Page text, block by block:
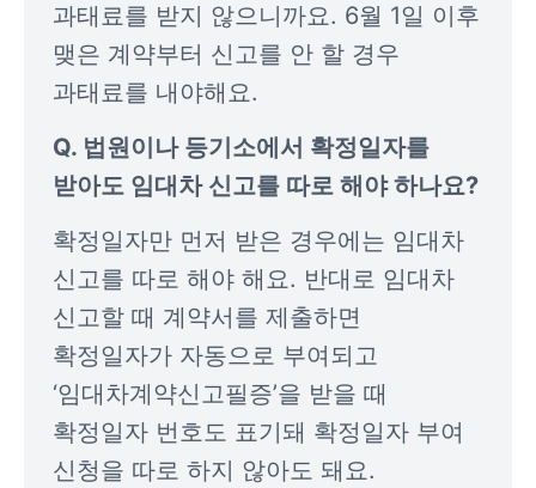
과태료를 받지 않으니까요. 6월 1일 이후
맺은 계약부터 신고를 안 할 경우
과태료를 내야해요.
Q. 법원이나 등기소에서 확정일자를
받아도 임대차 신고를 따로 해야 하나요?
확정일자만 먼저 받은 경우에는 임대차
신고를 따로 해야 해요. 반대로 임대차
신고할 때 계약서를 제출하면
확정일자가 자동으로 부여되고
‘임대차계약신고필증’을 받을 때
확정일자 번호도 표기돼 확정일자 부여
신청을 따로 하지 않아도 돼요.